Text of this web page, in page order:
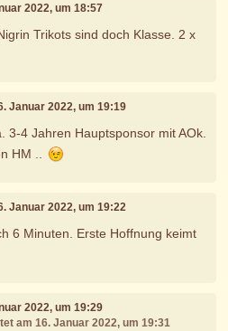
2022, um 18:57
Trikots sind doch Klasse. 2 x
Januar 2022, um 19:19
3-4 Jahren Hauptsponsor mit AOk.
HM ..
Januar 2022, um 19:22
6 Minuten. Erste Hoffnung keimt
2022, um 19:29
am 16. Januar 2022, um 19:31